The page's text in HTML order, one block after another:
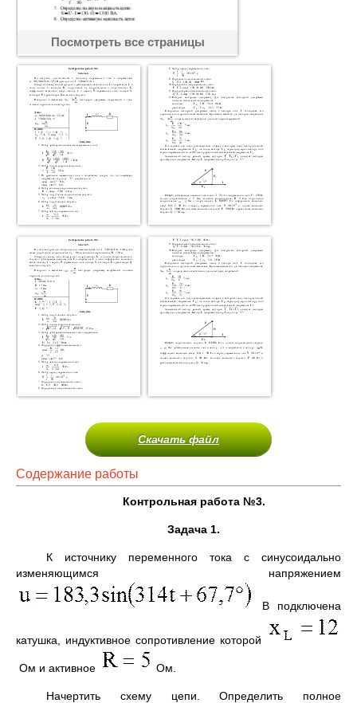
Посмотреть все страницы
Скачать файл
Содержание работы
Контрольная работа №3.
Задача 1.
К источнику переменного тока с синусоидально
изменяющимся напряжением
В подключена
катушка, индуктивное сопротивление которой
Ом и активное Ом.
Начертить схему цепи. Определить полное